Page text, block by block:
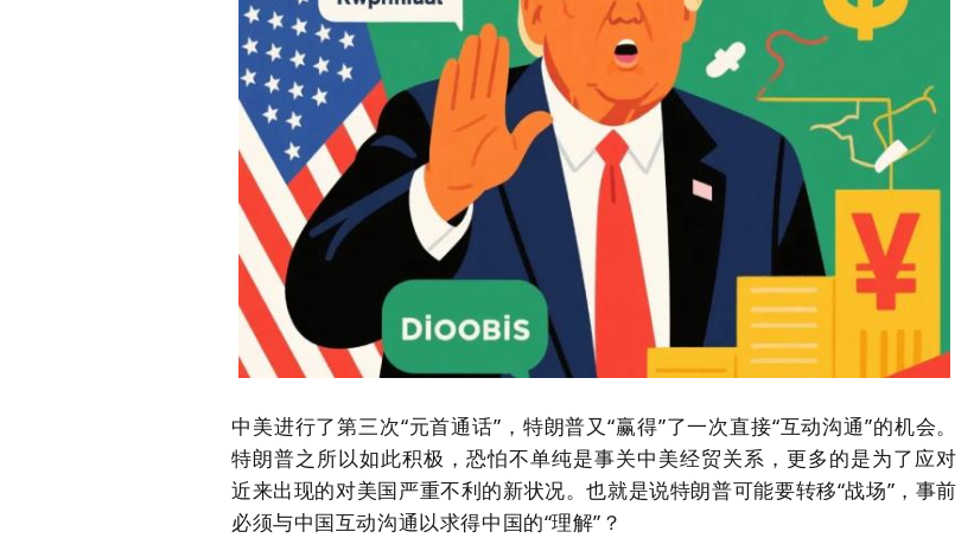
中美进行了第三次“元首通话”，特朗普又“赢得”了一次直接“互动沟通”的机会。
特朗普之所以如此积极，恐怕不单纯是事关中美经贸关系，更多的是为了应对
近来出现的对美国严重不利的新状况。也就是说特朗普可能要转移“战场”，事前
必须与中国互动沟通以求得中国的“理解”？